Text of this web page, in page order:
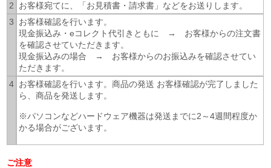
2
お客様宛てに、「お見積書・請求書」などをお送りします。
3
お客様確認を行います。
現金振込み・eコレクト代引きともに → お客様からの注文書
を確認させていただきます。
現金振込みの場合 → お客様からのお振込みを確認させてい
ただきます。
4 お客様確認を行います。商品の発送 お客様確認が完了しました
ら、商品を発送します。
※パソコンなどハードウェア機器は発送までに2～4週間程度か
かる場合がございます。
ご注意